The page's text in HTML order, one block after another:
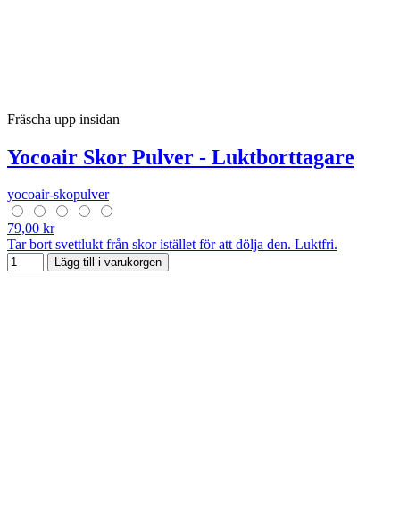
Fräscha upp insidan
Yocoair Skor Pulver - Luktborttagare
yocoair-skopulver
79,00 kr
Tar bort svettlukt från skor istället för att dölja den. Luktfri.
Lägg till i varukorgen